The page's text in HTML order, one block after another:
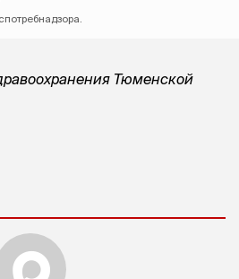
Тюменской